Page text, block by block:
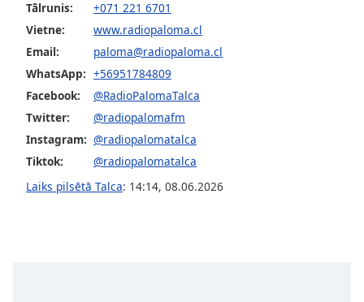
close
window.
Color
Opacity
Tālrunis:
+071 221 6701
Vietne:
www.radiopaloma.cl
Email:
paloma@radiopaloma.cl
WhatsApp: +56951784809
Facebook:
@RadioPalomaTalca
Twitter:
@radiopalomafm
Instagram: @radiopalomatalca
Tiktok:
@radiopalomatalca
Laiks pilsētā Talca: 14:14, 08.06.2026